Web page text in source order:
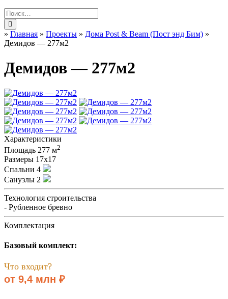
» Главная » Проекты » Дома Post & Beam (Пост энд Бим) »
Демидов — 277м2
Демидов — 277м2
Характеристики
Площадь 277 м2
Размеры 17х17
Спальни 4
Санузлы 2
Технология строительства
- Рубленное бревно
Комплектация
Базовый комплект:
Что входит?
от 9,4 млн ₽